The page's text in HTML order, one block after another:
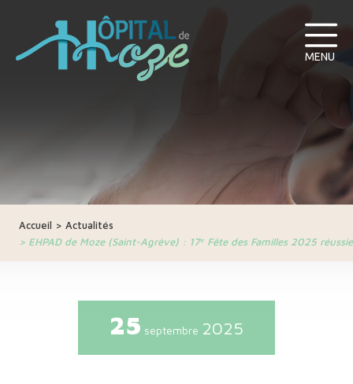
MENU
Accueil > Actualités
> EHPAD de Moze (Saint-Agrève) : 17ᵉ Fête des Familles 2025 réussie
25 septembre 2025